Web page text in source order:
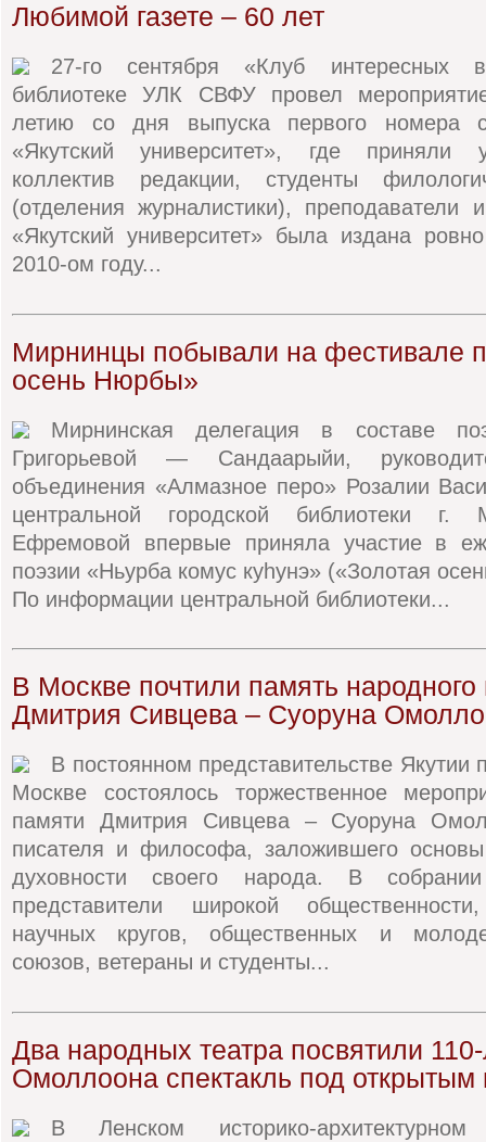
Любимой газете – 60 лет
27-го сентября «Клуб интересных
библиотеке УЛК СВФУ провел
летию со дня выпуска первого номера
«Якутский университет», где приняли
коллектив редакции, студенты
(отделения журналистики), преподаватели
«Якутский университет» была издана
2010-ом году...
Мирнинцы побывали на фестивале
осень Нюрбы»
Мирнинская делегация в составе
Григорьевой — Сандаарыйи,
объединения «Алмазное перо» Розалии
центральной городской библиотеки г.
Ефремовой впервые приняла участие в
поэзии «Ньурба комус куhунэ» («Золотая
По информации центральной библиотеки...
В Москве почтили память народного
Дмитрия Сивцева – Суоруна
В постоянном представительстве
Москве состоялось торжественное
памяти Дмитрия Сивцева – Суоруна
писателя и философа, заложившего основы
духовности своего народа. В
представители широкой
научных кругов, общественных и
союзов, ветераны и студенты...
Два народных театра посвятили
Омоллоона спектакль под открытым
В Ленском историко-архитектурном